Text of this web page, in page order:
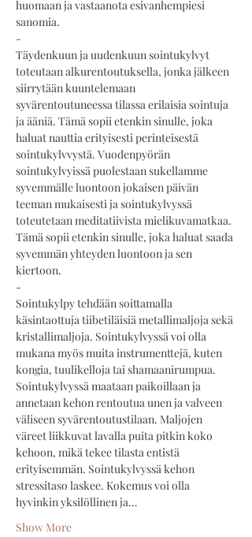
huomaan ja vastaanota esivanhempiesi
sanomia.
-
Täydenkuun ja uudenkuun sointukylvyt
toteutaan alkurentoutuksella, jonka jälkeen
siirrytään kuuntelemaan
syvärentoutuneessa tilassa erilaisia sointuja
ja ääniä. Tämä sopii etenkin sinulle, joka
haluat nauttia erityisesti perinteisestä
sointukylvvystä. Vuodenpyörän
sointukylvyissä puolestaan sukellamme
syvemmälle luontoon jokaisen päivän
teeman mukaisesti ja sointukylvyssä
toteutetaan meditatiivista mielikuvamatkaa.
Tämä sopii etenkin sinulle, joka haluat saada
syvemmän yhteyden luontoon ja sen
kiertoon.
-
Sointukylpy tehdään soittamalla
käsintaottuja tiibetiläisiä metallimaljoja sekä
kristallimaljoja. Sointukylvyssä voi olla
mukana myös muita instrumenttejä, kuten
kongia, tuulikelloja tai shamaanirumpua.
Sointukylvyssä maataan paikoillaan ja
annetaan kehon rentoutua unen ja valveen
väliseen syvärentoutustilaan. Maljojen
väreet liikkuvat lavalla puita pitkin koko
kehoon, mikä tekee tilasta entistä
erityisemmän. Sointukylvyssä kehon
stressitaso laskee. Kokemus voi olla
hyvinkin yksilöllinen ja…
Show More